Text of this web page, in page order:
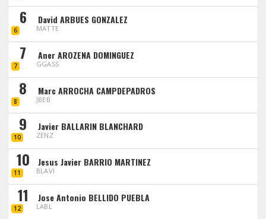
6
6
David ARBUES GONZALEZ
MATTE
7
7
Aner AROZENA DOMINGUEZ
GGASS
8
8
Marc ARROCHA CAMPDEPADROS
JBEB
9
10
Javier BALLARIN BLANCHARD
ZENZ
10
11
Jesus Javier BARRIO MARTINEZ
BLAVI
11
12
Jose Antonio BELLIDO PUEBLA
LABL